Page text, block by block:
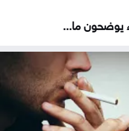
يوضحون ما...